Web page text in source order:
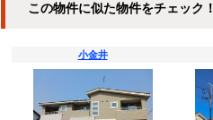
この物件に似た物件をチェック！
小金井